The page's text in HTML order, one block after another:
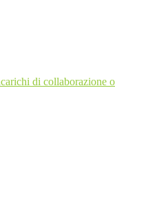
di collaborazione o